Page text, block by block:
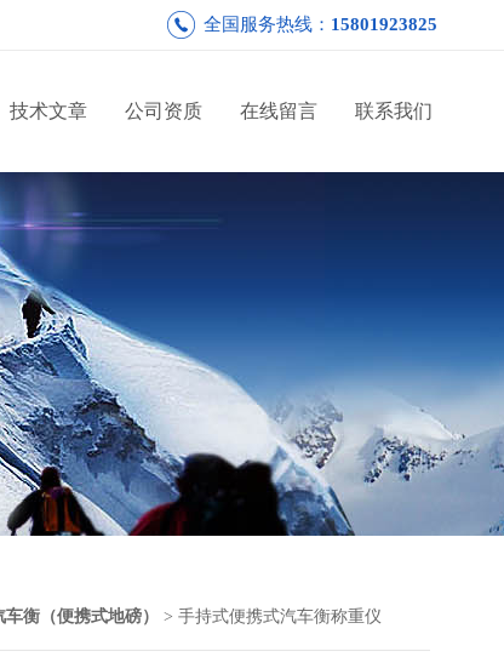
全国服务热线： 15801923825
技术文章 公司资质 在线留言 联系我们
衡（便携式地磅） > 手持式便携式汽车衡称重仪